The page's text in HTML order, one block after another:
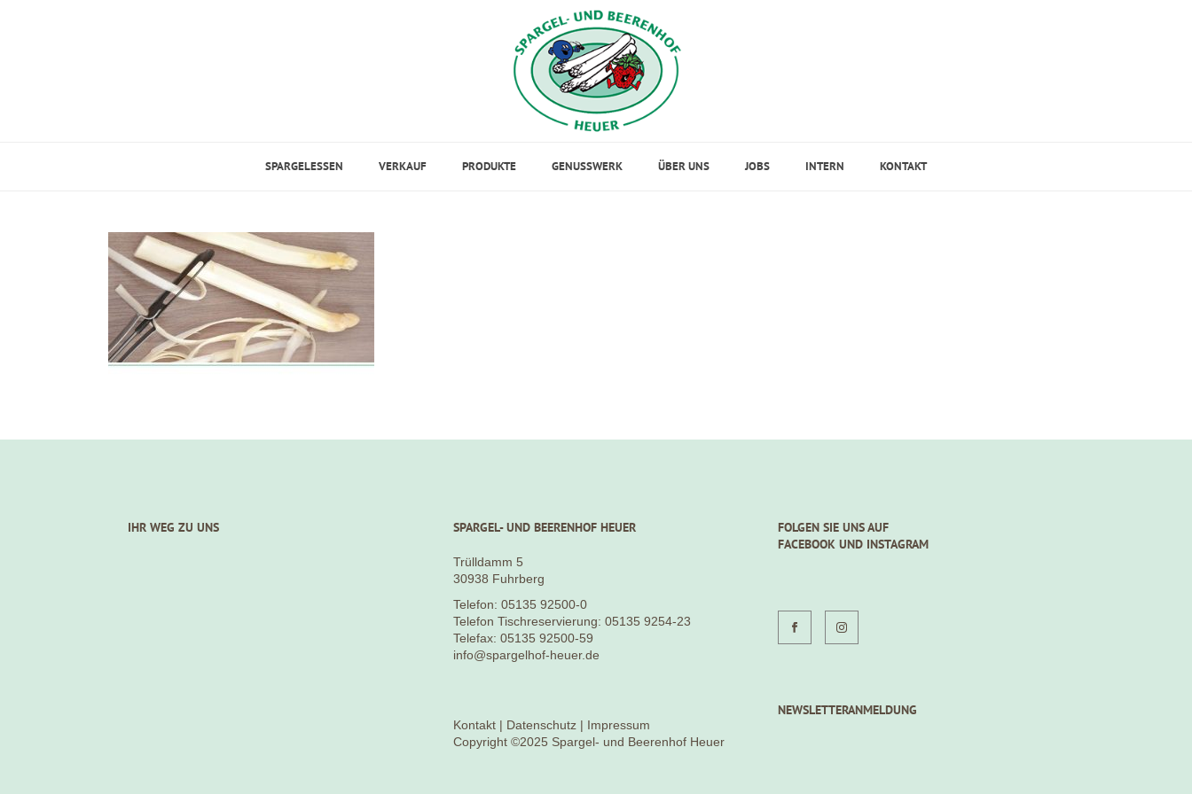
SPARGELESSEN VERKAUF PRODUKTE GENUSSWERK ÜBER UNS JOBS INTERN KONTAKT
IHR WEG ZU UNS SPARGEL- UND BEERENHOF HEUER
Trülldamm 5
30938 Fuhrberg
Telefon: 05135 92500-0
Telefon Tischreservierung: 05135 9254-23
Telefax: 05135 92500-59
info@spargelhof-heuer.de
Kontakt| Datenschutz| Impressum
Copyright ©2025 Spargel- und Beerenhof Heuer
FOLGEN SIE UNS AUF
FACEBOOK UND INSTAGRAM
NEWSLETTERANMELDUNG